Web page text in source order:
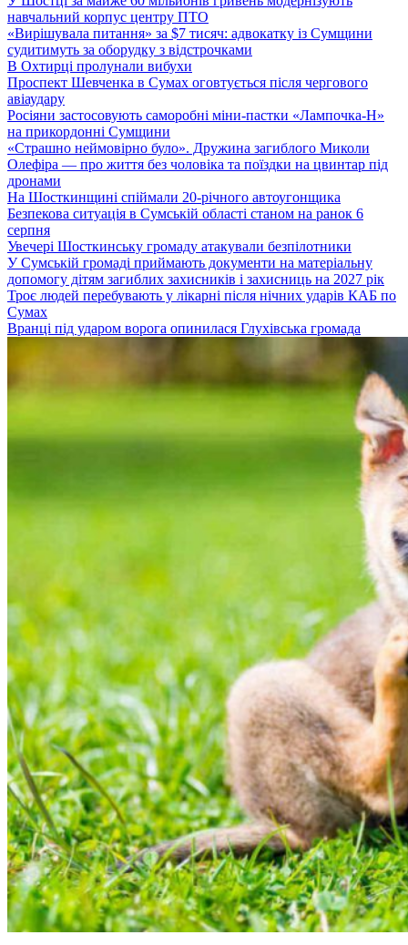
навчальний корпус центру ПТО
«Вирішувала питання» за $7 тисяч: адвокатку із Сумщини
судитимуть за оборудку з відстрочками
В Охтирці пролунали вибухи
Проспект Шевченка в Сумах оговтується після чергового
авіаудару
Росіяни застосовують саморобні міни-пастки «Лампочка-Н»
на прикордонні Сумщини
«Страшно неймовірно було». Дружина загиблого Миколи
Олефіра — про життя без чоловіка та поїздки на цвинтар під
дронами
На Шосткинщині спіймали 20-річного автоугонщика
Безпекова ситуація в Сумській області станом на ранок 6
серпня
Увечері Шосткинську громаду атакували безпілотники
У Сумській громаді приймають документи на матеріальну
допомогу дітям загиблих захисників і захисниць на 2027 рік
Троє людей перебувають у лікарні після нічних ударів КАБ по
Сумах
Вранці під ударом ворога опинилася Глухівська громада